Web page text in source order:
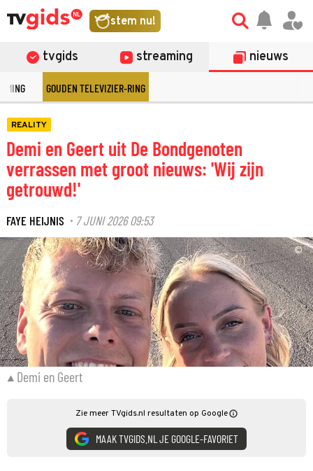
stem nu!
tvgids streaming nieuws
GOUDEN TELEVIZIER-RING
REALITY
Demi en Geert uit De Bondgenoten
verrassen met groot nieuws: 'Wij zijn
getrouwd!'
FAYE HEIJNIS · 7 JUNI 2026 09:53
©
Demi en Geert
Zie meer TVgids.nl resultaten op Google
MAAK TVGIDS.NL JE GOOGLE-FAVORIET